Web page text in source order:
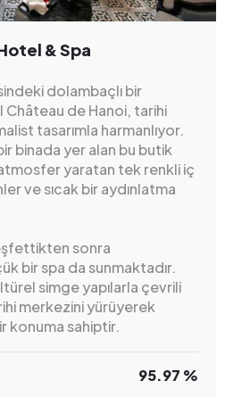
& Spa
dolambaçlı bir
de Hanoi, tarihi
tasarımla harmanlıyor.
binada yer alan bu butik
yaratan tek renkli iç
ve sıcak bir aydınlatma
sonra
bir spa da sunmaktadır.
simge yapılarla çevrili
merkezini yürüyerek
konuma sahiptir.
95.97 %